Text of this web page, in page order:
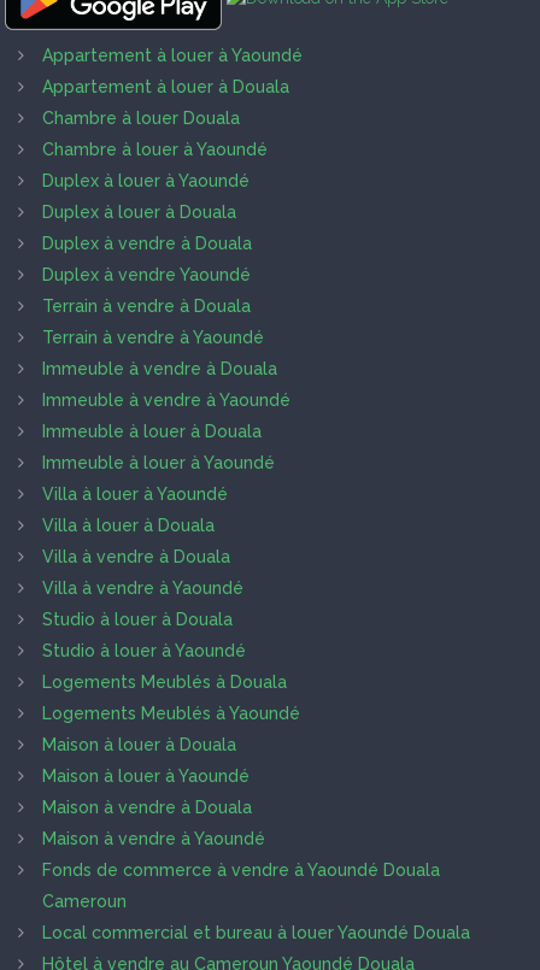
Appartement à louer à Yaoundé
Appartement à louer à Douala
Chambre à louer Douala
Chambre à louer à Yaoundé
Duplex à louer à Yaoundé
Duplex à louer à Douala
Duplex à vendre à Douala
Duplex à vendre Yaoundé
Terrain à vendre à Douala
Terrain à vendre à Yaoundé
Immeuble à vendre à Douala
Immeuble à vendre à Yaoundé
Immeuble à louer à Douala
Immeuble à louer à Yaoundé
Villa à louer à Yaoundé
Villa à louer à Douala
Villa à vendre à Douala
Villa à vendre à Yaoundé
Studio à louer à Douala
Studio à louer à Yaoundé
Logements Meublés à Douala
Logements Meublés à Yaoundé
Maison à louer à Douala
Maison à louer à Yaoundé
Maison à vendre à Douala
Maison à vendre à Yaoundé
Fonds de commerce à vendre à Yaoundé Douala
Cameroun
Local commercial et bureau à louer Yaoundé Douala
Hôtel à vendre au Cameroun Yaoundé Douala